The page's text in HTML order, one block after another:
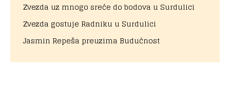
Zvezda uz mnogo sreće do bodova u Surdulici
Zvezda gostuje Radniku u Surdulici
Jasmin Repeša preuzima Budućnost